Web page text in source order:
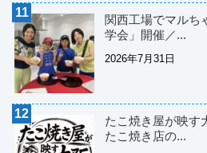
関西工場でマルち
学会」開催／...
2026年7月31日
たこ焼き屋が映
たこ焼き店の...